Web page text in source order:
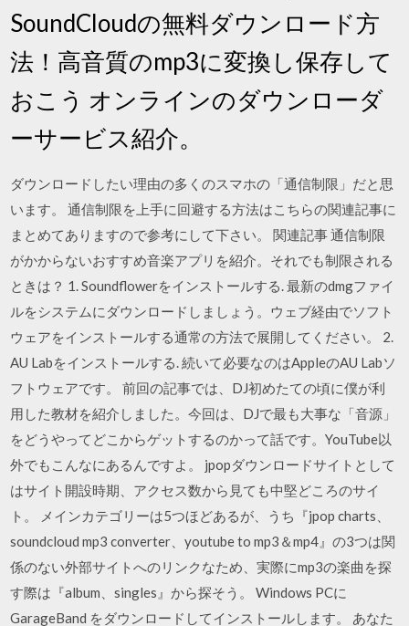
SoundCloudの無料ダウンロード方
法！高音質のmp3に変換し保存して
おこう オンラインのダウンローダ
ーサービス紹介。
ダウンロードしたい理由の多くのスマホの「通信制限」だと思
います。 通信制限を上手に回避する方法はこちらの関連記事に
まとめてありますので参考にして下さい。 関連記事 通信制限
がかからないおすすめ音楽アプリを紹介。それでも制限される
ときは？ 1. Soundflowerをインストールする. 最新のdmgファイ
ルをシステムにダウンロードしましょう。ウェブ経由でソフト
ウェアをインストールする通常の方法で展開してください。 2.
AU Labをインストールする. 続いて必要なのはAppleのAU Labソ
フトウェアです。 前回の記事では、DJ初めたての頃に僕が利
用した教材を紹介しました。今回は、DJで最も大事な「音源」
をどうやってどこからゲットするのかって話です。YouTube以
外でもこんなにあるんですよ。 jpopダウンロードサイトとして
はサイト開設時期、アクセス数から見ても中堅どころのサイ
ト。 メインカテゴリーは5つほどあるが、うち『jpop charts、
soundcloud mp3 converter、youtube to mp3＆mp4』の3つは関
係のない外部サイトへのリンクなため、実際にmp3の楽曲を探
す際は『album、singles』から探そう。 Windows PCに
GarageBand をダウンロードしてインストールします。 あなた